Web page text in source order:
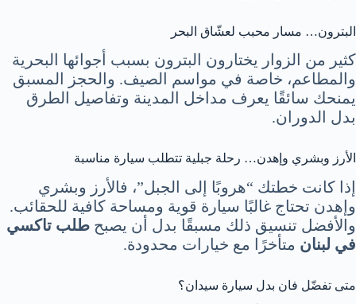
البترون… مسار محبب لعشّاق البحر
كثير من الزوار يختارون البترون بسبب أجوائها البحرية
والمطاعم، خاصة في مواسم الصيف. والحجز المسبق
يمنحك سائقًا يعرف مداخل المدينة وتفاصيل الطرق
بدل الدوران.
الأرز وبشري وإهدن… رحلة جبلية تتطلب سيارة مناسبة
إذا كانت خطتك “هروبًا إلى الجبل”، فالأرز وبشري
وإهدن تحتاج غالبًا سيارة قوية ومساحة كافية للحقائب.
والأفضل تنسيق ذلك مسبقًا بدل أن يصبح طلب تاكسي
في لبنان متأخرًا مع خيارات محدودة.
متى تفضّل فان بدل سيارة سيدان؟